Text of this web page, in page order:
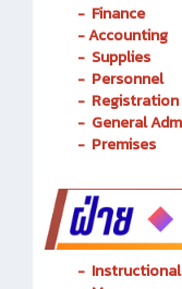
- Finance
-Accounting
- Supplies
- Personnel
- Registration
- General
- Premises
-